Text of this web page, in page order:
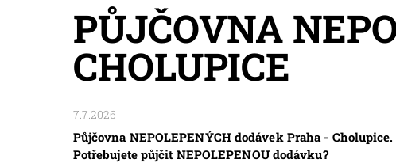
PŮJČOVNA
CHOLUPICE
7.7.2026
Půjčovna NEPOLEPENÝCH dodávek Praha -
Potřebujete půjčit NEPOLEPENOU dodávku?